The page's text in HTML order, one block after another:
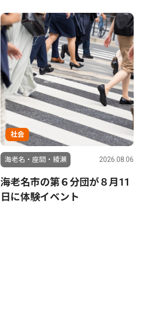
社会
海老名・座間・綾瀬 2026.08.06
海老名市の第６分団が８月11
日に体験イベント